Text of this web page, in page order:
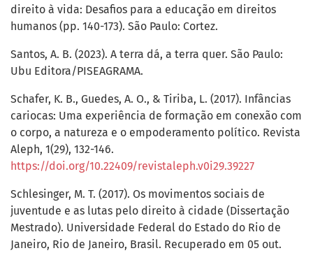
direito à vida: Desafios para a educação em direitos
humanos (pp. 140-173). São Paulo: Cortez.
Santos, A. B. (2023). A terra dá, a terra quer. São Paulo:
Ubu Editora/PISEAGRAMA.
Schafer, K. B., Guedes, A. O., & Tiriba, L. (2017). Infâncias
cariocas: Uma experiência de formação em conexão com
o corpo, a natureza e o empoderamento político. Revista
Aleph, 1(29), 132-146.
https://doi.org/10.22409/revistaleph.v0i29.39227
Schlesinger, M. T. (2017). Os movimentos sociais de
juventude e as lutas pelo direito à cidade (Dissertação
Mestrado). Universidade Federal do Estado do Rio de
Janeiro, Rio de Janeiro, Brasil. Recuperado em 05 out.